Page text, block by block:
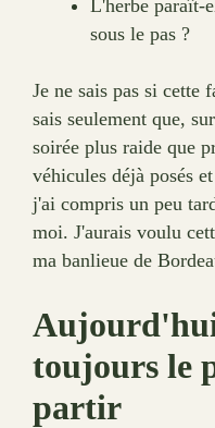
L'herbe paraît-
sous le pas ?
Je ne sais pas si cette
sais seulement que,
soirée plus raide que
véhicules déjà posés
j'ai compris un peu
moi. J'aurais voulu
ma banlieue de
toujours le
partir